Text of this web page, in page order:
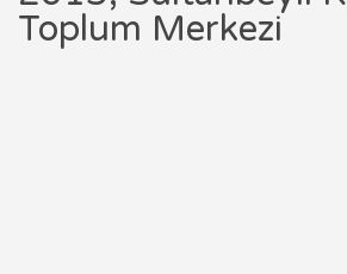
Toplum Merkezi